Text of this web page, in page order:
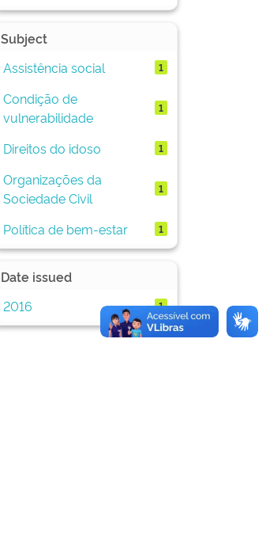
Subject
Assistência social
1
Condição de
vulnerabilidade
1
Direitos do idoso 1
Organizações da
Sociedade Civil
1
Política de bem-estar 1
Date issued
2016
1